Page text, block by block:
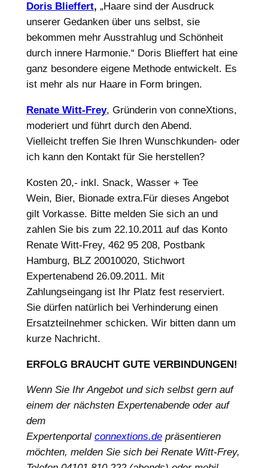
Doris Blieffert, „Haare sind der Ausdruck
unserer Gedanken über uns selbst, sie
bekommen mehr Ausstrahlug und Schönheit
durch innere Harmonie.“ Doris Blieffert hat eine
ganz besondere eigene Methode entwickelt. Es
ist mehr als nur Haare in Form bringen.
Renate Witt-Frey, Gründerin von conneXtions,
moderiert und führt durch den Abend.
Vielleicht treffen Sie Ihren Wunschkunden- oder
ich kann den Kontakt für Sie herstellen?
Kosten 20,- inkl. Snack, Wasser + Tee
Wein, Bier, Bionade extra.Für dieses Angebot
gilt Vorkasse. Bitte melden Sie sich an und
zahlen Sie bis zum 22.10.2011 auf das Konto
Renate Witt-Frey, 462 95 208, Postbank
Hamburg, BLZ 20010020, Stichwort
Expertenabend 26.09.2011. Mit
Zahlungseingang ist Ihr Platz fest reserviert.
Sie dürfen natürlich bei Verhinderung einen
Ersatzteilnehmer schicken. Wir bitten dann um
kurze Nachricht.
ERFOLG BRAUCHT GUTE VERBINDUNGEN!
Wenn Sie Ihr Angebot und sich selbst gern auf
einem der nächsten Expertenabende oder auf
dem
Expertenportal connextions.depräsentieren
möchten, melden Sie sich bei Renate Witt-Frey,